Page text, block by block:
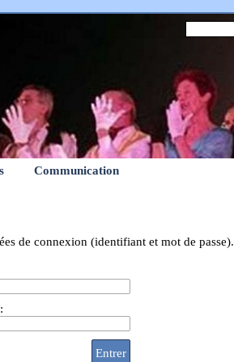
Communication
de connexion (identifiant et mot de passe).